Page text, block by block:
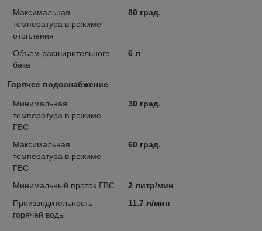
Максимальная
температура в режиме
отопления
80 град.
Объем расширительного
бака
6 л
Горячее водоснабжение
Минимальная
температура в режиме
ГВС
30 град.
Максимальная
температура в режиме
ГВС
60 град.
Минимальный проток ГВС
2 литр/мин
Производительность
горячей воды
11.7 л/мин